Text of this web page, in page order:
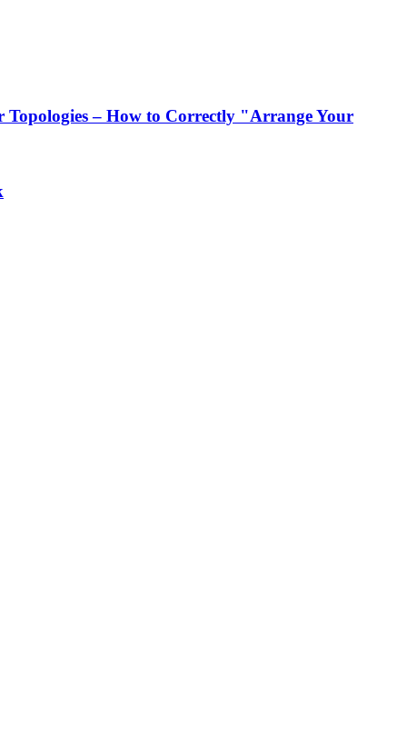
Topologies – How to Correctly "Arrange Your